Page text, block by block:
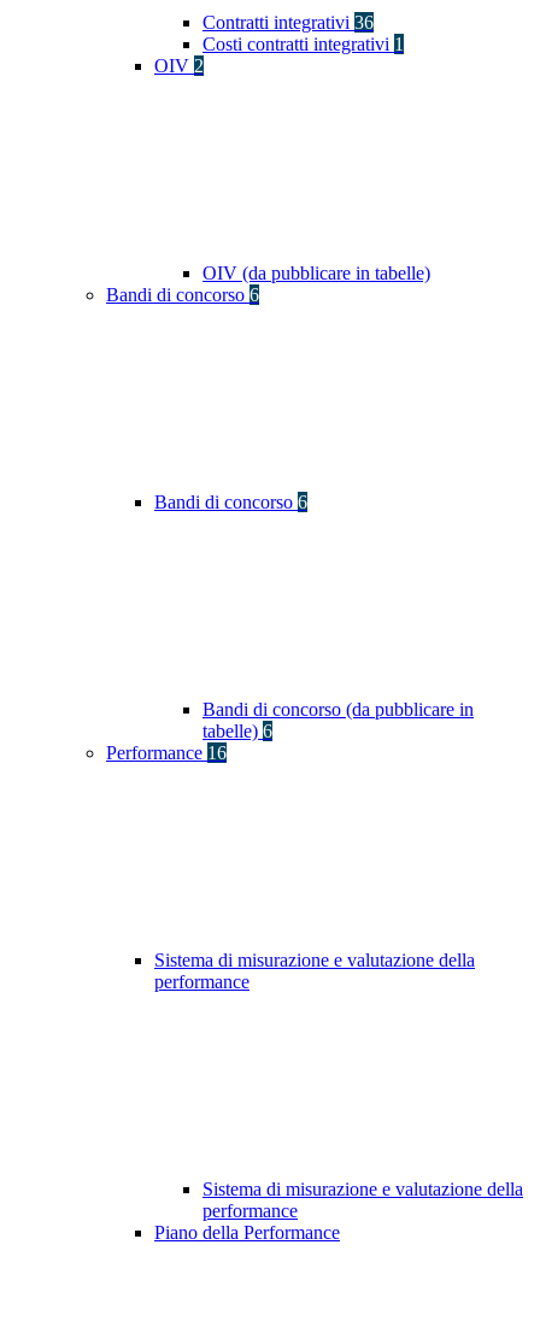
Contratti integrativi 36
Costi contratti integrativi 1
OIV 2
OIV (da pubblicare in tabelle)
Bandi di concorso 6
Bandi di concorso 6
Bandi di concorso (da pubblicare in
tabelle) 6
Performance 16
Sistema di misurazione e valutazione della
performance
Sistema di misurazione e valutazione della
performance
Piano della Performance